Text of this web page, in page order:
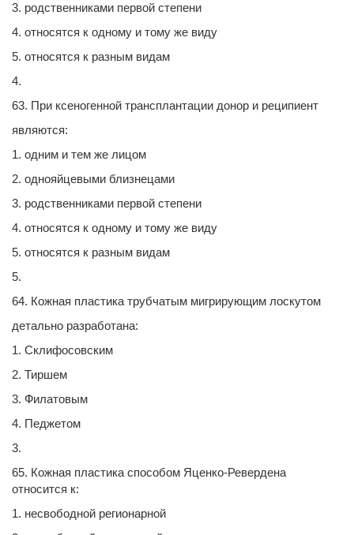
3. родственниками первой степени
4. относятся к одному и тому же виду
5. относятся к разным видам
4.
63. При ксеногенной трансплантации донор и реципиент
являются:
1. одним и тем же лицом
2. однояйцевыми близнецами
3. родственниками первой степени
4. относятся к одному и тому же виду
5. относятся к разным видам
5.
64. Кожная пластика трубчатым мигрирующим лоскутом
детально разработана:
1. Склифосовским
2. Тиршем
3. Филатовым
4. Педжетом
3.
65. Кожная пластика способом Яценко-Ревердена
относится к:
1. несвободной регионарной